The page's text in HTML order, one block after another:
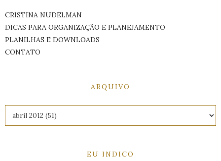
CRISTINA NUDELMAN
DICAS PARA ORGANIZAÇÃO E PLANEJAMENTO
PLANILHAS E DOWNLOADS
CONTATO
ARQUIVO
EU INDICO